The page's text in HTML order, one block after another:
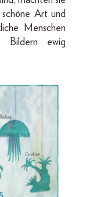
Art und
Menschen
Bildern ewig